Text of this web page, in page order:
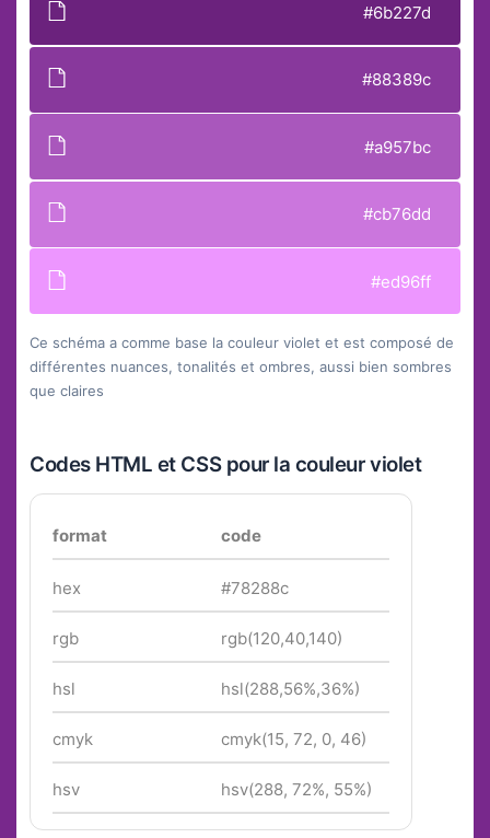
#6b227d
#88389c
#a957bc
#cb76dd
#ed96ff
Ce schéma a comme base la couleur violet et est composé de
différentes nuances, tonalités et ombres, aussi bien sombres
que claires
Codes HTML et CSS pour la couleur violet
format code
hex #78288c
rgb rgb(120,40,140)
hsl hsl(288,56%,36%)
cmyk cmyk(15, 72, 0, 46)
hsv hsv(288, 72%, 55%)